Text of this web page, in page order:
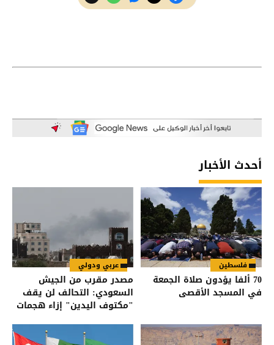
أحدث الأخبار
فلسطين
70 ألفا يؤدون صلاة الجمعة
في المسجد الأقصى
عربي ودولي
مصدر مقرب من الجيش
السعودي: التحالف لن يقف
"مكتوف اليدين" إزاء هجمات